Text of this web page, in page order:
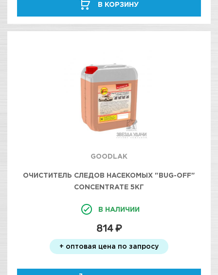
В КОРЗИНУ
GOODLAK
ОЧИСТИТЕЛЬ СЛЕДОВ НАСЕКОМЫХ "BUG-OFF"
CONCENTRATE 5КГ
В НАЛИЧИИ
814 ₽
+ оптовая цена по запросу